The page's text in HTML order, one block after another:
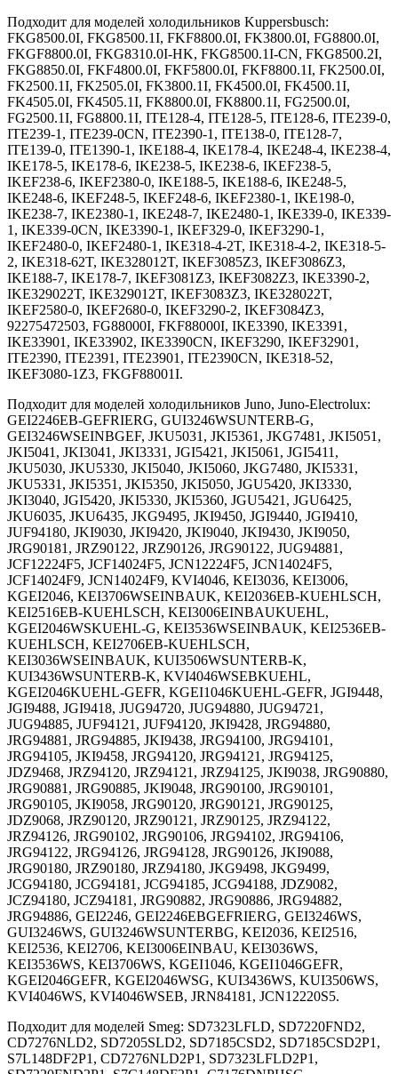
Подходит для моделей холодильников Kuppersbusch:
FKG8500.0I, FKG8500.1I, FKF8800.0I, FK3800.0I, FG8800.0I,
FKGF8800.0I, FKG8310.0I-HK, FKG8500.1I-CN, FKG8500.2I,
FKG8850.0I, FKF4800.0I, FKF5800.0I, FKF8800.1I, FK2500.0I,
FK2500.1I, FK2505.0I, FK3800.1I, FK4500.0I, FK4500.1I,
FK4505.0I, FK4505.1I, FK8800.0I, FK8800.1I, FG2500.0I,
FG2500.1I, FG8800.1I, ITE128-4, ITE128-5, ITE128-6, ITE239-0,
ITE239-1, ITE239-0CN, ITE2390-1, ITE138-0, ITE128-7,
ITE139-0, ITE1390-1, IKE188-4, IKE178-4, IKE248-4, IKE238-4,
IKE178-5, IKE178-6, IKE238-5, IKE238-6, IKEF238-5,
IKEF238-6, IKEF2380-0, IKE188-5, IKE188-6, IKE248-5,
IKE248-6, IKEF248-5, IKEF248-6, IKEF2380-1, IKE198-0,
IKE238-7, IKE2380-1, IKE248-7, IKE2480-1, IKE339-0, IKE339-
1, IKE339-0CN, IKE3390-1, IKEF329-0, IKEF3290-1,
IKEF2480-0, IKEF2480-1, IKE318-4-2T, IKE318-4-2, IKE318-5-
2, IKE318-62T, IKE328012T, IKEF3085Z3, IKEF3086Z3,
IKE188-7, IKE178-7, IKEF3081Z3, IKEF3082Z3, IKE3390-2,
IKE329022T, IKE329012T, IKEF3083Z3, IKE328022T,
IKEF2580-0, IKEF2680-0, IKEF3290-2, IKEF3084Z3,
92275472503, FG88000I, FKF88000I, IKE3390, IKE3391,
IKE33901, IKE33902, IKE3390CN, IKEF3290, IKEF32901,
ITE2390, ITE2391, ITE23901, ITE2390CN, IKE318-52,
IKEF3080-1Z3, FKGF88001I.
Подходит для моделей холодильников Juno, Juno-Electrolux:
GEI2246EB-GEFRIERG, GUI3246WSUNTERB-G,
GEI3246WSEINBGEF, JKU5031, JKI5361, JKG7481, JKI5051,
JKI5041, JKI3041, JKI3331, JGI5421, JKI5061, JGI5411,
JKU5030, JKU5330, JKI5040, JKI5060, JKG7480, JKI5331,
JKU5331, JKI5351, JKI5350, JKI5050, JGU5420, JKI3330,
JKI3040, JGI5420, JKI5330, JKI5360, JGU5421, JGU6425,
JKU6035, JKU6435, JKG9495, JKI9450, JGI9440, JGI9410,
JUF94180, JKI9030, JKI9420, JKI9040, JKI9430, JKI9050,
JRG90181, JRZ90122, JRZ90126, JRG90122, JUG94881,
JCF12224F5, JCF14024F5, JCN12224F5, JCN14024F5,
JCF14024F9, JCN14024F9, KVI4046, KEI3036, KEI3006,
KGEI2046, KEI3706WSEINBAUK, KEI2036EB-KUEHLSCH,
KEI2516EB-KUEHLSCH, KEI3006EINBAUKUEHL,
KGEI2046WSKUEHL-G, KEI3536WSEINBAUK, KEI2536EB-
KUEHLSCH, KEI2706EB-KUEHLSCH,
KEI3036WSEINBAUK, KUI3506WSUNTERB-K,
KUI3436WSUNTERB-K, KVI4046WSEBKUEHL,
KGEI2046KUEHL-GEFR, KGEI1046KUEHL-GEFR, JGI9448,
JGI9488, JGI9418, JUG94720, JUG94880, JUG94721,
JUG94885, JUF94121, JUF94120, JKI9428, JRG94880,
JRG94881, JRG94885, JKI9438, JRG94100, JRG94101,
JRG94105, JKI9458, JRG94120, JRG94121, JRG94125,
JDZ9468, JRZ94120, JRZ94121, JRZ94125, JKI9038, JRG90880,
JRG90881, JRG90885, JKI9048, JRG90100, JRG90101,
JRG90105, JKI9058, JRG90120, JRG90121, JRG90125,
JDZ9068, JRZ90120, JRZ90121, JRZ90125, JRZ94122,
JRZ94126, JRG90102, JRG90106, JRG94102, JRG94106,
JRG94122, JRG94126, JRG94128, JRG90126, JKI9088,
JRG90180, JRZ90180, JRZ94180, JKG9498, JKG9499,
JCG94180, JCG94181, JCG94185, JCG94188, JDZ9082,
JCZ94180, JCZ94181, JRG90882, JRG90886, JRG94882,
JRG94886, GEI2246, GEI2246EBGEFRIERG, GEI3246WS,
GUI3246WS, GUI3246WSUNTERBG, KEI2036, KEI2516,
KEI2536, KEI2706, KEI3006EINBAU, KEI3036WS,
KEI3536WS, KEI3706WS, KGEI1046, KGEI1046GEFR,
KGEI2046GEFR, KGEI2046WSG, KUI3436WS, KUI3506WS,
KVI4046WS, KVI4046WSEB, JRN84181, JCN12220S5.
Подходит для моделей Smeg: SD7323LFLD, SD7220FND2,
CD7276NLD2, SD7205SLD2, SD7185CSD2, SD7185CSD2P1,
S7L148DF2P1, CD7276NLD2P1, SD7323LFLD2P1,